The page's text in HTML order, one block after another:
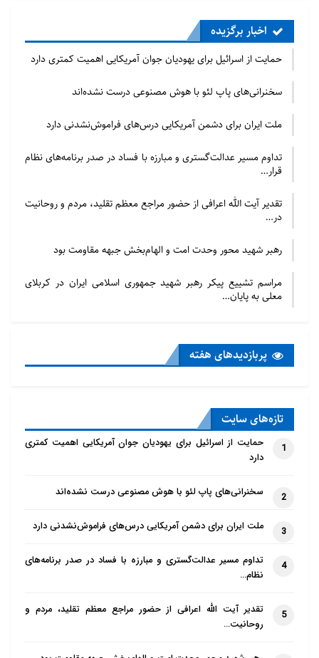
اخبار برگزیده
حمایت از اسرائیل برای یهودیان جوان آمریکایی اهمیت کمتری دارد
سخنرانی‌های پاپ لئو با هوش مصنوعی درست نشده‌اند
ملت ایران برای دشمن آمریکایی درس‌های فراموش‌نشدنی دارد
تداوم مسیر عدالت‌گستری و مبارزه با فساد در صدر برنامه‌های نظام
قرار…
تقدیر آیت الله اعرافی از حضور مراجع معظم تقلید، مردم و روحانیت
در…
رهبر شهید محور وحدت امت و الهام‌بخش جبهه مقاومت بود
مراسم تشییع پیکر رهبر شهید جمهوری اسلامی ایران در کربلای
معلی به پایان…
پربازدید‌های هفته
تازه‌‌های سایت
1
حمایت از اسرائیل برای یهودیان جوان آمریکایی اهمیت کمتری
دارد
2 سخنرانی‌های پاپ لئو با هوش مصنوعی درست نشده‌اند
3 ملت ایران برای دشمن آمریکایی درس‌های فراموش‌نشدنی دارد
4
تداوم مسیر عدالت‌گستری و مبارزه با فساد در صدر برنامه‌های
نظام…
5
تقدیر آیت الله اعرافی از حضور مراجع معظم تقلید، مردم و
روحانیت…